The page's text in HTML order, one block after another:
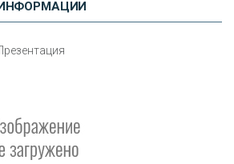
банки делают для того, чтобы
персонал - «Интервью»
ИНФОРМАЦИИ